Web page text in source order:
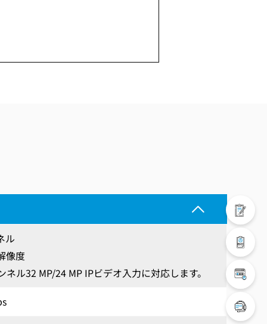
ル
像度
ル32 MP/24 MP IPビデオ入力に対応します。